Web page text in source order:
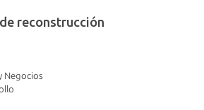
reconstrucción
Negocios